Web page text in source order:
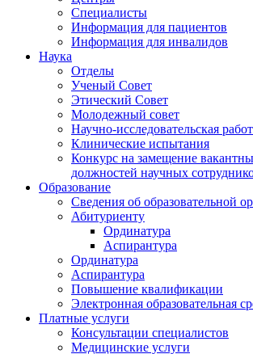
Специалисты
Информация для пациентов
Информация для инвалидов
Наука
Отделы
Ученый Совет
Этический Совет
Молодежный совет
Научно-исследовательская
Клинические испытания
Конкурс на замещение
должностей научных
Образование
Сведения об образовательной
Абитуриенту
Ординатура
Аспирантура
Ординатура
Аспирантура
Повышение квалификации
Электронная образовательная
Платные услуги
Консультации специалистов
Медицинские услуги